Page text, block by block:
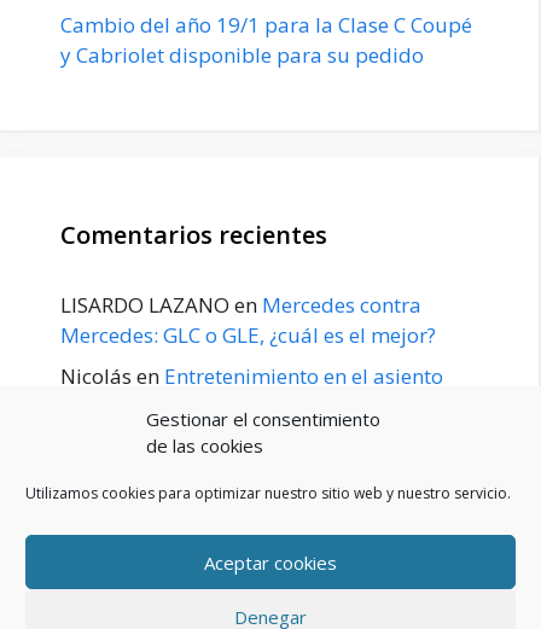
Gestionar el consentimiento
de las cookies
Utilizamos cookies para optimizar nuestro sitio web y nuestro servicio.
Aceptar cookies
Denegar
Cambio del año 19/1 para la Clase C Coupé
y Cabriolet disponible para su pedido
Comentarios recientes
LISARDO LAZANO en Mercedes contra
Mercedes: GLC o GLE, ¿cuál es el mejor?
Nicolás en Entretenimiento en el asiento
principios de 2020
POLÍTICA DE PRIVACIDAD
Política de cookies (UE)